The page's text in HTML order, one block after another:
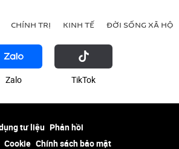
CHÍNH TRỊ KINH TẾ ĐỜI SỐNG XÃ HỘI
Zalo ТikТоk
tư liệu Phản hồi
Cookie Chính sách bảo mật